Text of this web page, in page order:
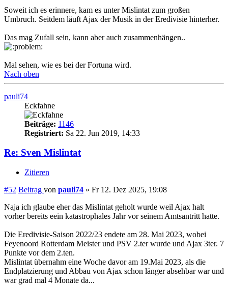
Soweit ich es erinnere, kam es unter Mislintat zum großen
Umbruch. Seitdem läuft Ajax der Musik in der Eredivisie hinterher.
Das mag Zufall sein, kann aber auch zusammenhängen..
Mal sehen, wie es bei der Fortuna wird.
Nach oben
pauli74
Eckfahne
Beiträge: 1146
Registriert: Sa 22. Jun 2019, 14:33
Re: Sven Mislintat
Zitieren
#52 Beitrag von pauli74 » Fr 12. Dez 2025, 19:08
Naja ich glaube eher das Mislintat geholt wurde weil Ajax halt
vorher bereits eein katastrophales Jahr vor seinem Amtsantritt hatte.
Die Eredivisie-Saison 2022/23 endete am 28. Mai 2023, wobei
Feyenoord Rotterdam Meister und PSV 2.ter wurde und Ajax 3ter. 7
Punkte vor dem 2.ten.
Mislintat übernahm eine Woche davor am 19.Mai 2023, als die
Endplatzierung und Abbau von Ajax schon länger absehbar war und
war grad mal 4 Monate da...